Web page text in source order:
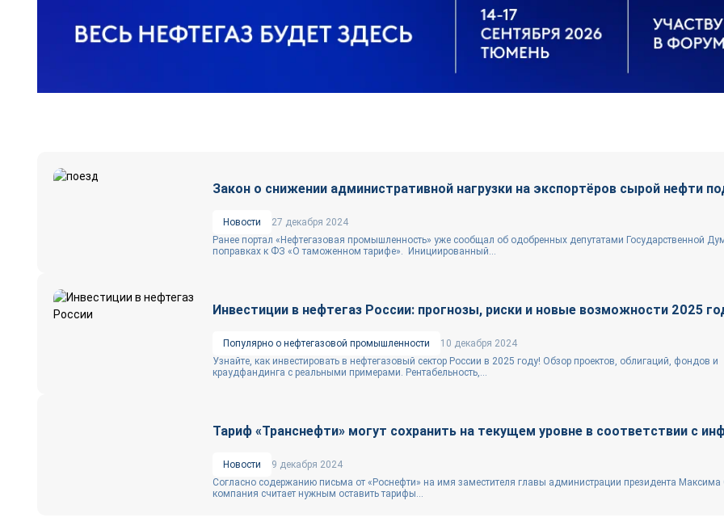
Закон о снижении административной нагрузки на экспортёров сырой нефти
Новости
27 декабря 2024
Ранее портал «Нефтегазовая промышленность» уже сообщал об одобренных депутатами Государственной
поправках к ФЗ «О таможенном тарифе». Инициированный...
Инвестиции в нефтегаз России: прогнозы, риски и новые возможности 2025
Популярно о нефтегазовой промышленности
10 декабря 2024
Узнайте, как инвестировать в нефтегазовый сектор России в 2025 году! Обзор проектов, облигаций, фондов и
краудфандинга с реальными примерами. Рентабельность,...
Тариф «Транснефти» могут сохранить на текущем уровне в соответствии с
Новости
9 декабря 2024
Согласно содержанию письма от «Роснефти» на имя заместителя главы администрации президента Максима
компания считает нужным оставить тарифы...